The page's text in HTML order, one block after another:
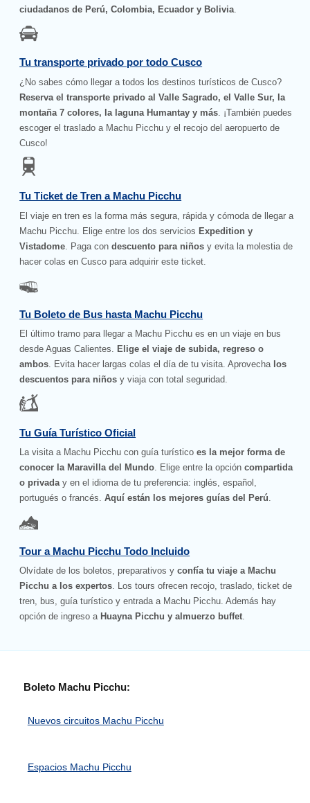
ciudadanos de Perú, Colombia, Ecuador y Bolivia.
Tu transporte privado por todo Cusco
¿No sabes cómo llegar a todos los destinos turísticos de Cusco?
Reserva el transporte privado al Valle Sagrado, el Valle Sur, la
montaña 7 colores, la laguna Humantay y más . ¡También puedes
escoger el traslado a Machu Picchu y el recojo del aeropuerto de
Cusco!
Tu Ticket de Tren a Machu Picchu
El viaje en tren es la forma más segura, rápida y cómoda de llegar a
Machu Picchu. Elige entre los dos servicios Expedition y
Vistadome . Paga condescuento para niños y evita la molestia de
hacer colas en Cusco para adquirir este ticket.
Tu Boleto de Bus hasta Machu Picchu
El último tramo para llegar a Machu Picchu es en un viaje en bus
desde Aguas Calientes. Elige el viaje de subida, regreso o
ambos. Evita hacer largas colas el día de tu visita. Aprovecha los
descuentos para niños y viaja con total seguridad.
Tu Guía Turístico Oficial
La visita a Machu Picchu con guía turístico es la mejor forma de
conocer la Maravilla del Mundo. Elige entre la opcióncompartida
o privaday en el idioma de tu preferencia: inglés, español,
portugués o francés.Aquí están los mejores guías del Perú.
Tour a Machu Picchu Todo Incluido
Olvídate de los boletos, preparativos yconfía tu viaje a Machu
Picchu a los expertos. Los tours ofrecen recojo, traslado, ticket de
tren, bus, guía turístico y entrada a Machu Picchu. Además hay
opción de ingreso a Huayna Picchu y almuerzo buffet.
Boleto Machu Picchu:
Nuevos circuitos Machu Picchu
Espacios Machu Picchu